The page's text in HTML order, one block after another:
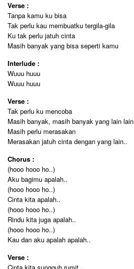
Verse :
Tanpa kamu ku bisa
Tak perlu kau membuatku tergila-gila
Ku tak perlu jatuh cinta
Masih banyak yang bisa seperti kamu
Interlude :
Wuuu huuu
Wuuu huuu
Verse :
Tak perlu ku mencoba
Masih banyak, masih banyak yang lain lain
Masih perlu merasakan
Merasakan jatuh cinta dengan yang lain..
Chorus :
(hooo hooo ho..)
Aku bagimu apalah..
(hooo hooo ho..)
Cinta kita apalah..
(hooo hooo ho..)
Rindu kita juga apalah..
(hooo hooo ho..)
Kau dan aku apalah apalah..
Verse :